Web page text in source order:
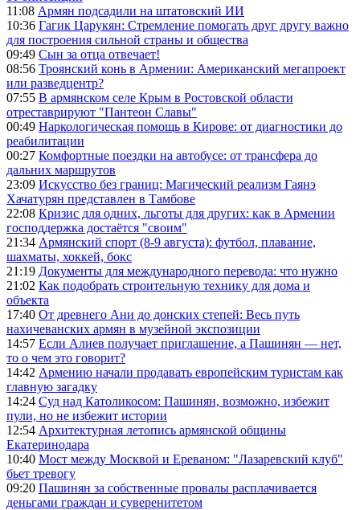
11:08 Армян подсадили на штатовский ИИ
10:36 Гагик Царукян: Стремление помогать друг другу важно
для построения сильной страны и общества
09:49 Сын за отца отвечает!
08:56 Троянский конь в Армении: Американский мегапроект
или разведцентр?
07:55 В армянском селе Крым в Ростовской области
отреставрируют "Пантеон Славы"
00:49 Наркологическая помощь в Кирове: от диагностики до
реабилитации
00:27 Комфортные поездки на автобусе: от трансфера до
дальних маршрутов
23:09 Искусство без границ: Магический реализм Гаянэ
Хачатурян представлен в Тамбове
22:08 Кризис для одних, льготы для других: как в Армении
господдержка достаётся "своим"
21:34 Армянский спорт (8-9 августа): футбол, плавание,
шахматы, хоккей, бокс
21:19 Документы для международного перевода: что нужно
21:02 Как подобрать строительную технику для дома и
объекта
17:40 От древнего Ани до донских степей: Весь путь
нахичеванских армян в музейной экспозиции
14:57 Если Алиев получает приглашение, а Пашинян — нет,
то о чем это говорит?
14:42 Армению начали продавать европейским туристам как
главную загадку
14:24 Суд над Католикосом: Пашинян, возможно, избежит
пули, но не избежит истории
12:54 Архитектурная летопись армянской общины
Екатеринодара
10:40 Мост между Москвой и Ереваном: "Лазаревский клуб"
бьет тревогу
09:20 Пашинян за собственные провалы расплачивается
деньгами граждан и суверенитетом